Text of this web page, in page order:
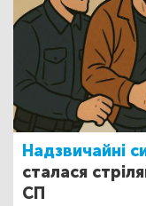
Надзвичайні
сталася
СП